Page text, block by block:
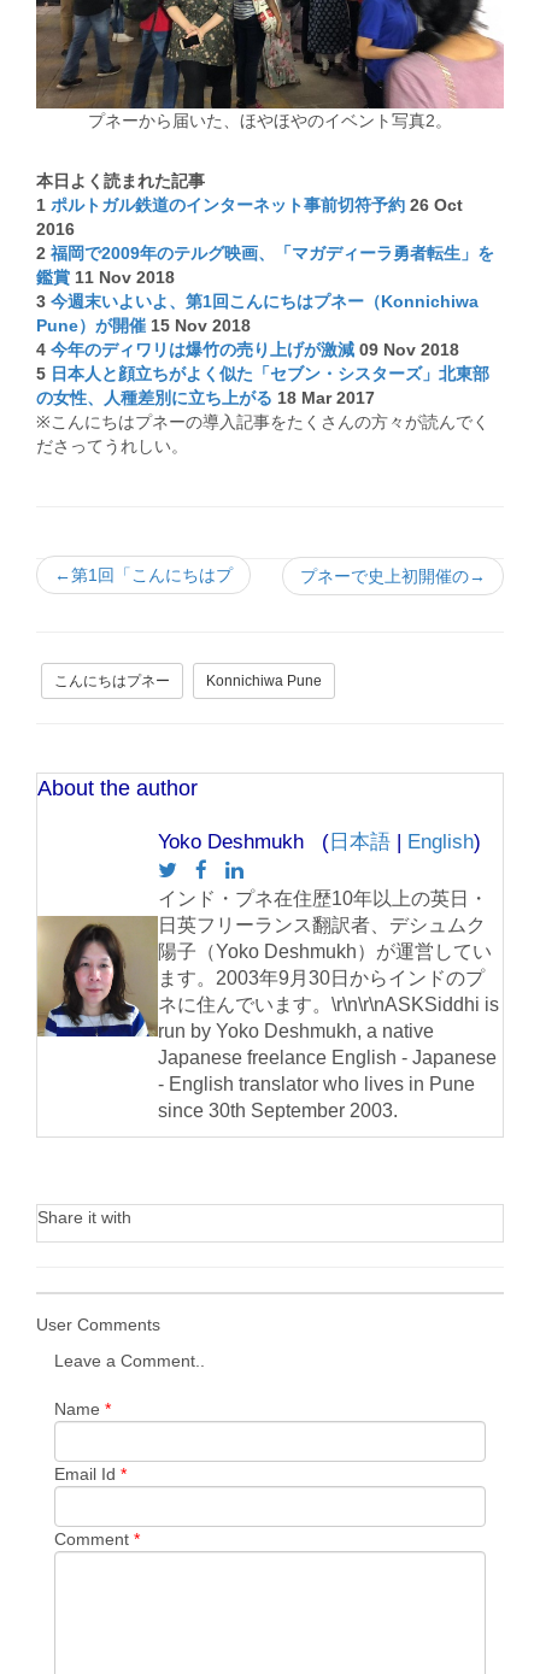
プネーから届いた、ほやほやのイベント写真2。
本日よく読まれた記事
1 ポルトガル鉄道のインターネット事前切符予約 26 Oct
2016
2 福岡で2009年のテルグ映画、「マガディーラ勇者転生」を
鑑賞 11 Nov 2018
3 今週末いよいよ、第1回こんにちはプネー（Konnichiwa
Pune）が開催 15 Nov 2018
4 今年のディワリは爆竹の売り上げが激減 09 Nov 2018
5 日本人と顔立ちがよく似た「セブン・シスターズ」北東部
の女性、人種差別に立ち上がる 18 Mar 2017
※こんにちはプネーの導入記事をたくさんの方々が読んでく
ださってうれしい。
←第1回「こんにちはプ プネーで史上初開催の→
こんにちはプネー Konnichiwa Pune
About the author
Yoko Deshmukh ( 日本語 | English)
インド・プネ在住歴10年以上の英日・
日英フリーランス翻訳者、デシュムク
陽子（Yoko Deshmukh）が運営してい
ます。2003年9月30日からインドのプ
ネに住んでいます。\r\n\r\nASKSiddhi is
run by Yoko Deshmukh, a native
Japanese freelance English - Japanese
- English translator who lives in Pune
since 30th September 2003.
Share it with
User Comments
Leave a Comment..
Name *
Email Id *
Comment *